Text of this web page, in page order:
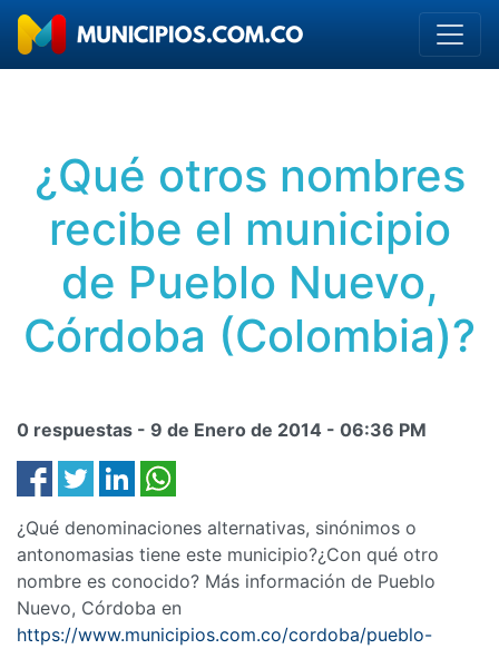
¿Qué otros nombres
recibe el municipio
de Pueblo Nuevo,
Córdoba (Colombia)?
0 respuestas - 9 de Enero de 2014 - 06:36 PM
¿Qué denominaciones alternativas, sinónimos o
antonomasias tiene este municipio?¿Con qué otro
nombre es conocido? Más información de Pueblo
Nuevo, Córdoba en
https://www.municipios.com.co/cordoba/pueblo-